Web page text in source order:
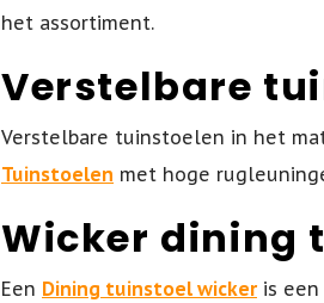
het assortiment.
Verstelbare
Verstelbare tuinstoelen in het
Tuinstoelen met hoge
Wicker dining
Een Dining tuinstoel wickeris een